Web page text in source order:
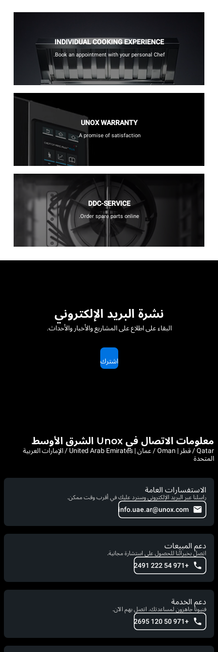
INDIVIDUAL COOKING EXPERIENCE
Book an appointment with your personal Chef.
UNOX WARRANTY
A promise of satisfaction.
DDC-SERVICE
Order spare parts online.
نشرة البريد الإلكتروني
البقاء على اطلاع على المشاريع والأخبار والأحداث.
اشترك
معلومات الاتصال في Unox الشرق الأوسط
Qatar / قطر | Oman / عمان | United Arab Emirates / الإمارات العربية
المتحدة
الاستفسارات العامة
راسلنا عبر البريد الإلكتروني وسنرد عليك في أقرب وقت ممكن.
info.uae.ar@unox.com
دعم المبيعات
اتصل بخبرائنا للحصول على استشارة مجانية.
+971 54 222 2491
دعم الخدمة
فنيونا جاهزون لمساعدتك. اتصل بهم الآن.
+971 50 120 2695